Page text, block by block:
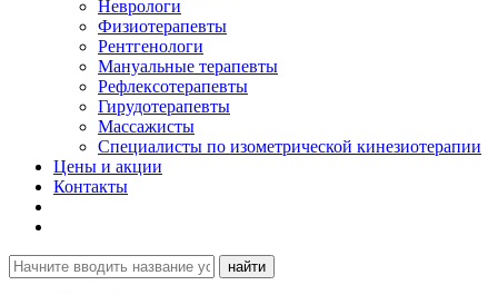
Неврологи
Физиотерапевты
Рентгенологи
Мануальные терапевты
Рефлексотерапевты
Гирудотерапевты
Массажисты
Специалисты по изометрической кинезиотерапии
Цены и акции
Контакты
найти